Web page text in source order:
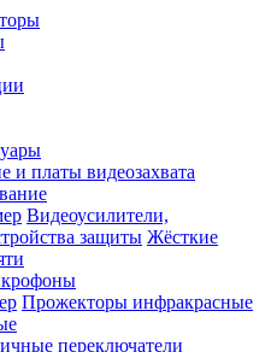
и платы видеозахвата
Видеоусилители,
защиты Жёсткие
Прожекторы инфракрасные
переключатели